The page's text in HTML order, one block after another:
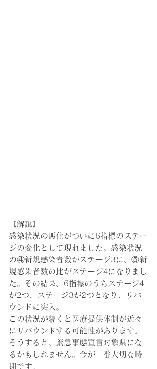
【解説】
感染状況の悪化がついに6指標のステー
ジの変化として現れました。感染状況
の④新規感染者数がステージ3に、⑤新
規感染者数の比がステージ4になりまし
た。その結果、6指標のうちステージ4
が2つ、ステージ3が2つとなり、リバ
ウンドに突入。
この状況が続くと医療提供体制が近々
にリバウンドする可能性があります。
そうすると、緊急事態宣言対象県にな
るかもしれません。今が一番大切な時
期です。